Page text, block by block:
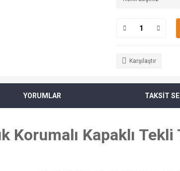
Karşılaştır
YORUMLAR TAKSİT
Korumalı Kapaklı